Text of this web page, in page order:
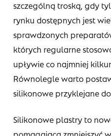
szczególną troską, gdy
rynku dostępnych jest
sprawdzonych
których regularne
upływie co najmniej
Równolegle warto
silikonowe przyklejane
Silikonowe plastry to